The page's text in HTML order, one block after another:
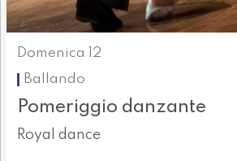
Domenica 12
Ballando
Pomeriggio danzante
Royal dance